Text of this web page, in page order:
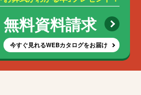
無料資料請求
今すぐ見れるWEBカタログをお届け